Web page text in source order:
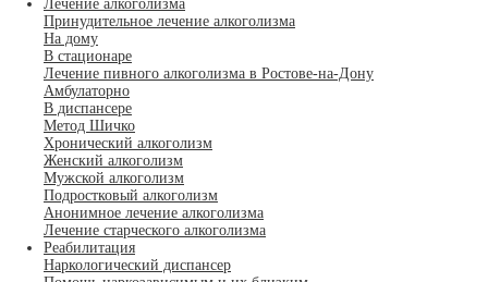
Лечение алкоголизма
Принудительное лечение алкоголизма
На дому
В стационаре
Лечение пивного алкоголизма в Ростове-на-Дону
Амбулаторно
В диспансере
Метод Шичко
Хронический алкоголизм
Женский алкоголизм
Мужской алкоголизм
Подростковый алкоголизм
Анонимное лечение алкоголизма
Лечение старческого алкоголизма
Реабилитация
Наркологический диспансер